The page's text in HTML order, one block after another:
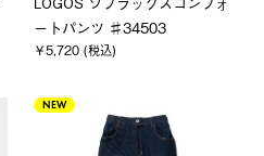
ートパンツ ♯34503
￥5,720 (税込)
NEW